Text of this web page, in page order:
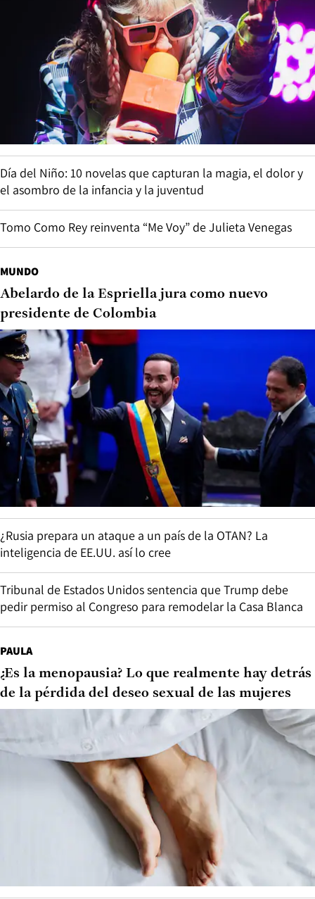
Día del Niño: 10 novelas que capturan la magia, el dolor y
el asombro de la infancia y la juventud
Tomo Como Rey reinventa “Me Voy” de Julieta Venegas
MUNDO
Abelardo de la Espriella jura como nuevo
presidente de Colombia
¿Rusia prepara un ataque a un país de la OTAN? La
inteligencia de EE.UU. así lo cree
Tribunal de Estados Unidos sentencia que Trump debe
pedir permiso al Congreso para remodelar la Casa Blanca
PAULA
¿Es la menopausia? Lo que realmente hay detrás
de la pérdida del deseo sexual de las mujeres